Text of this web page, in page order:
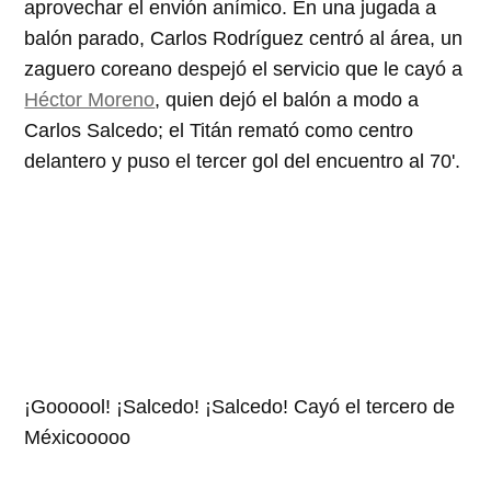
aprovechar el envión anímico. En una jugada a
balón parado, Carlos Rodríguez centró al área, un
zaguero coreano despejó el servicio que le cayó a
Héctor Moreno, quien dejó el balón a modo a
Carlos Salcedo; el Titán remató como centro
delantero y puso el tercer gol del encuentro al 70'.
¡Goooool! ¡Salcedo! ¡Salcedo! Cayó el tercero de
Méxicooooo